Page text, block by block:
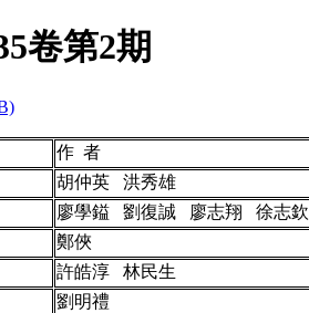
卷第2期
作 者
胡仲英 洪秀雄
廖學鎰 劉復誠 廖志翔 徐志欽
鄭俠
許皓淳 林民生
劉明禮